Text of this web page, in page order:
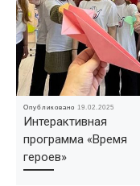
Опубликовано19.02.2025
Интерактивная
программа «Время
героев»